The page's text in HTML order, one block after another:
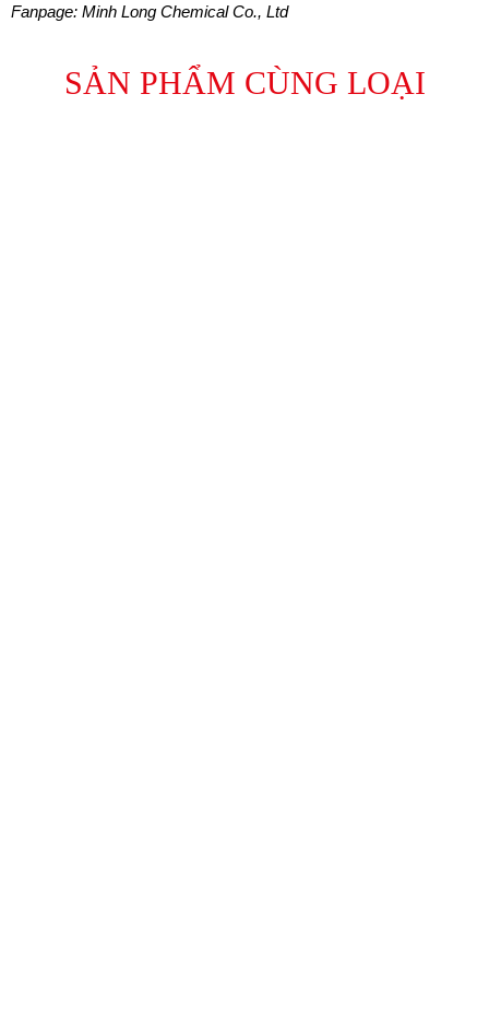
Fanpage: Minh Long Chemical Co., Ltd
SẢN PHẨM CÙNG LOẠI